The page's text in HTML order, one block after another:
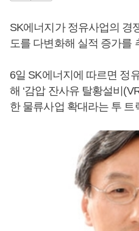
SK에너지가 정유사업의 경
도를 다변화해 실적 증가를
6일 SK에너지에 따르면 정
해 ‘감압 잔사유 탈황설비
한 물류사업 확대라는 투 트